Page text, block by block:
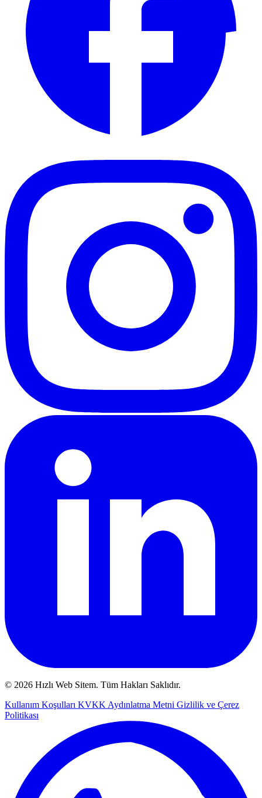
© 2026 Hızlı Web Sitem. Tüm Hakları Saklıdır.
Kullanım Koşulları KVKK Aydınlatma Metni Gizlilik ve Çerez
Politikası